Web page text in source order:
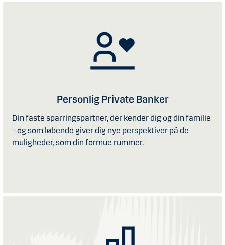
Personlig Private Banker
Din faste sparringspartner, der kender dig og din familie
– og som løbende giver dig nye perspektiver på de
muligheder, som din formue rummer.